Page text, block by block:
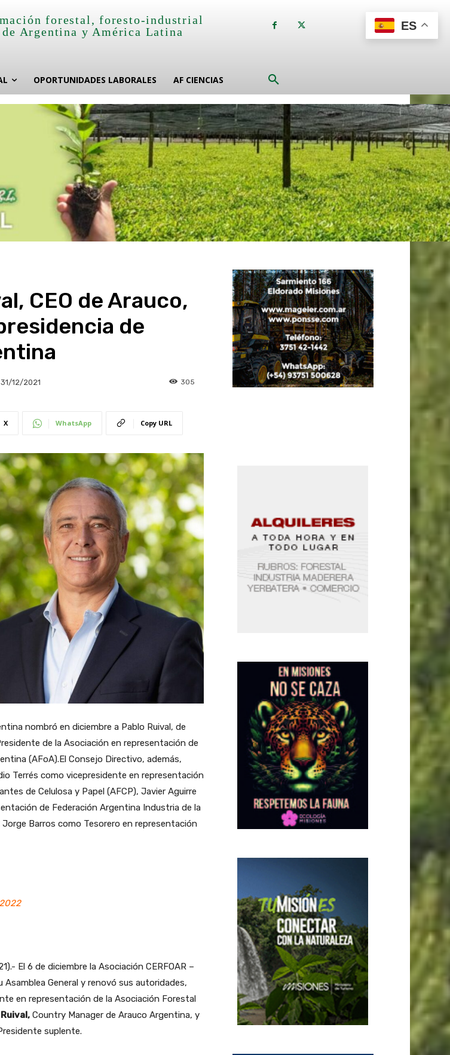
forestal, foresto-industrial
Argentina y América Latina
OPORTUNIDADES LABORALES AF CIENCIAS
CEO de Arauco,
de
31/12/2021 305
X WhatsApp Copy URL
nombró en diciembre a Pablo Ruival, de
de la Asociación en representación de
(AFoA).El Consejo Directivo, además,
Terrés como vicepresidente en representación
de Celulosa y Papel (AFCP), Javier Aguirre
de Federación Argentina Industria de la
Jorge Barros como Tesorero en representación
El 6 de diciembre la Asociación CERFOAR –
Asamblea General y renovó sus autoridades,
en representación de la Asociación Forestal
Country Manager de Arauco Argentina, y
suplente.
ES